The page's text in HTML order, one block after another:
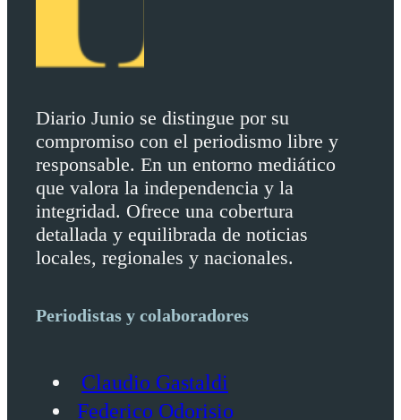
Diario Junio se distingue por su
compromiso con el periodismo libre y
responsable. En un entorno mediático
que valora la independencia y la
integridad. Ofrece una cobertura
detallada y equilibrada de noticias
locales, regionales y nacionales.
Periodistas y colaboradores
Claudio Gastaldi
Federico Odorisio